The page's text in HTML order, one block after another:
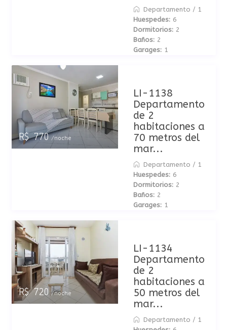
Departamento / 1
Huespedes: 6
Dormitorios: 2
Baños: 2
Garages: 1
R$ 770/noche
LI-1138
Departamento
de 2
habitaciones a
70 metros del
mar...
Departamento / 1
Huespedes: 6
Dormitorios: 2
Baños: 2
Garages: 1
R$ 720/noche
LI-1134
Departamento
de 2
habitaciones a
50 metros del
mar...
Departamento / 1